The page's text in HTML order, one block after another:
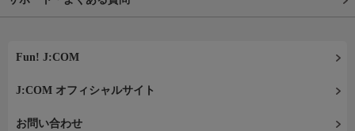
Fun! J:COM
J:COM オフィシャルサイト
お問い合わせ